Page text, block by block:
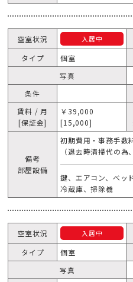
空室状況 入居中
タイプ
個室
写真
条件
賃料 / 月
[保証金]
￥39,000
[15,000]
備考
部屋設備
初期費用・事務手
（退去時清掃代の為
鍵、エアコン、ベッ
冷蔵庫、掃除機
空室状況 入居中
タイプ
個室
写真